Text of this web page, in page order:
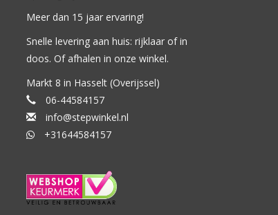
Meer dan 15 jaar ervaring!
Snelle levering aan huis: rijklaar of in
doos. Of afhalen in onze winkel.
Markt 8 in Hasselt (Overijssel)
06-44584157
info@stepwinkel.nl
+31644584157